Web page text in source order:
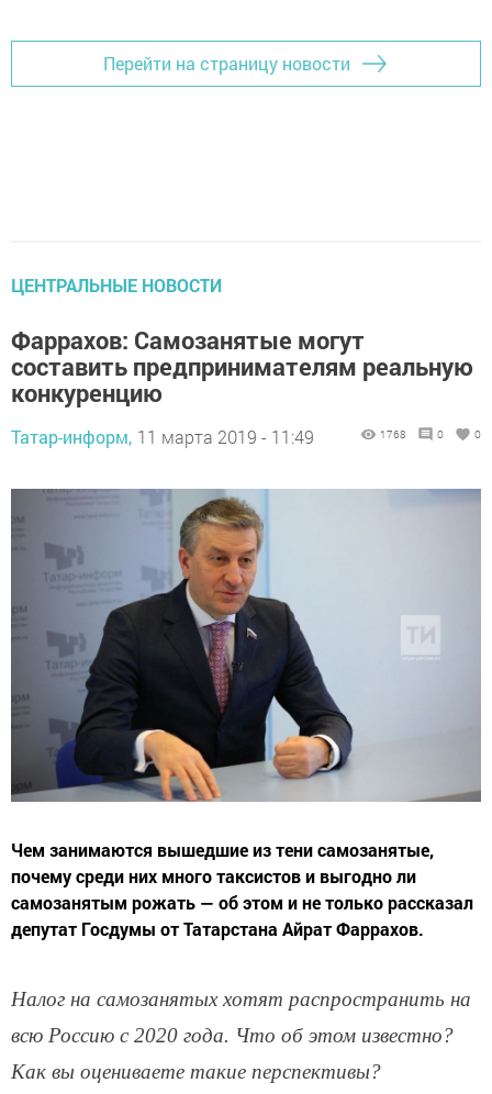
Перейти на страницу новости
ЦЕНТРАЛЬНЫЕ НОВОСТИ
Фаррахов: Самозанятые могут
составить предпринимателям реальную
конкуренцию
Татар-информ, 11 марта 2019 - 11:49 1768 0 0
Чем занимаются вышедшие из тени самозанятые,
почему среди них много таксистов и выгодно ли
самозанятым рожать — об этом и не только рассказал
депутат Госдумы от Татарстана Айрат Фаррахов.
Налог на самозанятых хотят распространить на
всю Россию с 2020 года. Что об этом известно?
Как вы оцениваете такие перспективы?